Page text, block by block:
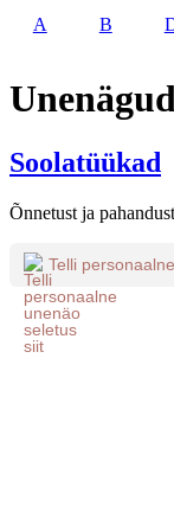
A B
Soolatüükad
Õnnetust ja
Telli